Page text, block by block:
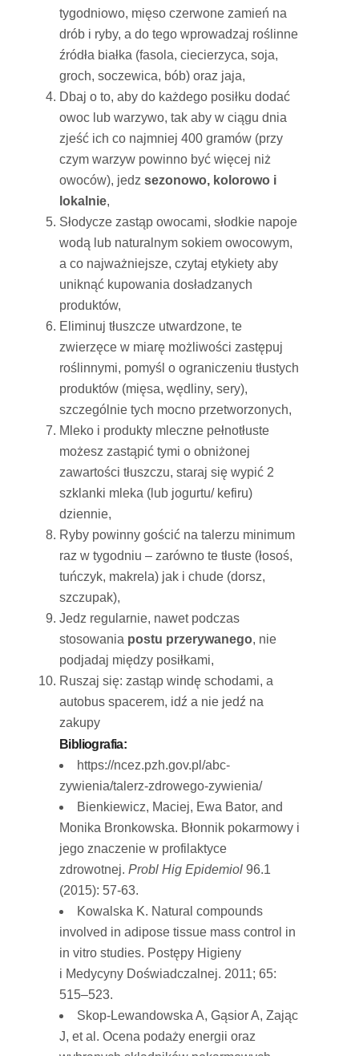
tygodniowo, mięso czerwone zamień na
drób i ryby, a do tego wprowadzaj roślinne
źródła białka (fasola, ciecierzyca, soja,
groch, soczewica, bób) oraz jaja,
Dbaj o to, aby do każdego posiłku dodać
owoc lub warzywo, tak aby w ciągu dnia
zjeść ich co najmniej 400 gramów (przy
czym warzyw powinno być więcej niż
owoców), jedz sezonowo, kolorowo i
lokalnie,
Słodycze zastąp owocami, słodkie napoje
wodą lub naturalnym sokiem owocowym,
a co najważniejsze, czytaj etykiety aby
uniknąć kupowania dosładzanych
produktów,
Eliminuj tłuszcze utwardzone, te
zwierzęce w miarę możliwości zastępuj
roślinnymi, pomyśl o ograniczeniu tłustych
produktów (mięsa, wędliny, sery),
szczególnie tych mocno przetworzonych,
Mleko i produkty mleczne pełnotłuste
możesz zastąpić tymi o obniżonej
zawartości tłuszczu, staraj się wypić 2
szklanki mleka (lub jogurtu/ kefiru)
dziennie,
Ryby powinny gościć na talerzu minimum
raz w tygodniu – zarówno te tłuste (łosoś,
tuńczyk, makrela) jak i chude (dorsz,
szczupak),
Jedz regularnie, nawet podczas
stosowania postu przerywanego, nie
podjadaj między posiłkami,
Ruszaj się: zastąp windę schodami, a
autobus spacerem, idź a nie jedź na
zakupy
Bibliografia:
https://ncez.pzh.gov.pl/abc-
zywienia/talerz-zdrowego-zywienia/
Bienkiewicz, Maciej, Ewa Bator, and
Monika Bronkowska. Błonnik pokarmowy i
jego znaczenie w profilaktyce
zdrowotnej. Probl Hig Epidemiol 96.1
(2015): 57-63.
Kowalska K. Natural compounds
involved in adipose tissue mass control in
in vitro studies. Postępy Higieny
i Medycyny Doświadczalnej. 2011; 65:
515–523.
Skop-Lewandowska A, Gąsior A, Zając
J, et al. Ocena podaży energii oraz